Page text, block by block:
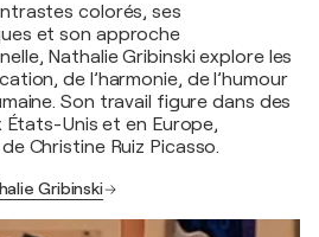
colorés, ses
et son approche
Nathalie Gribinski explore les
de l’harmonie, de l’humour
Son travail figure dans des
Unis et en Europe,
Christine Ruiz Picasso.
Gribinski